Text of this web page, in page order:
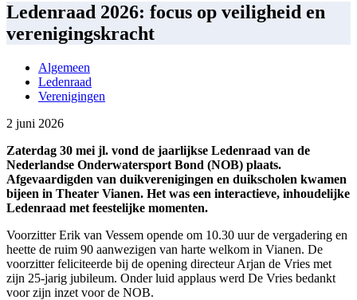
Ledenraad 2026: focus op veiligheid en
verenigingskracht
Algemeen
Ledenraad
Verenigingen
2 juni 2026
Zaterdag 30 mei jl. vond de jaarlijkse Ledenraad van de
Nederlandse Onderwatersport Bond (NOB) plaats.
Afgevaardigden van duikverenigingen en duikscholen kwamen
bijeen in Theater Vianen. Het was een interactieve, inhoudelijke
Ledenraad met feestelijke momenten.
Voorzitter Erik van Vessem opende om 10.30 uur de vergadering en
heette de ruim 90 aanwezigen van harte welkom in Vianen. De
voorzitter feliciteerde bij de opening directeur Arjan de Vries met
zijn 25-jarig jubileum. Onder luid applaus werd De Vries bedankt
voor zijn inzet voor de NOB.